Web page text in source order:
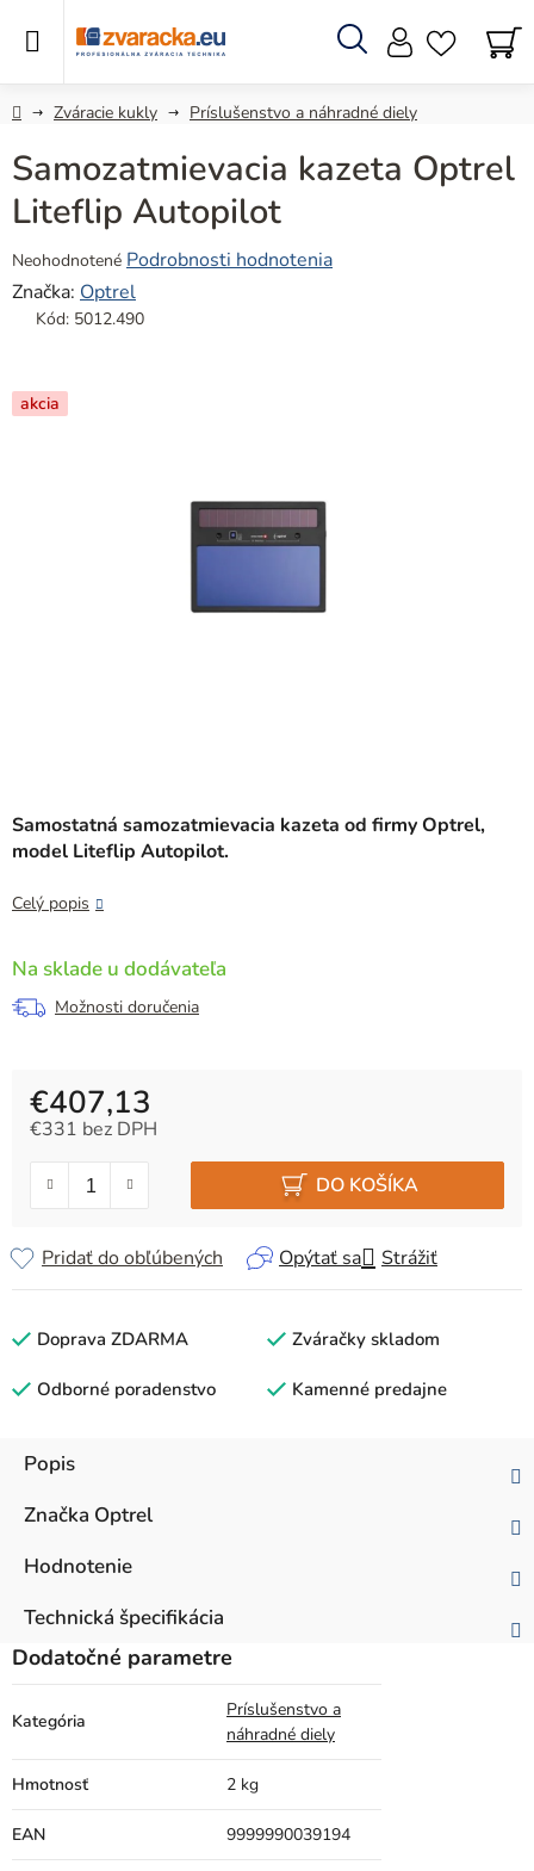
Hľadať
DomovZváracie kukly Príslušenstvo a náhradné diely
Samostatná samozatmievacia kazeta od firmy Optrel,
model Liteflip Autopilot.
Celý popis
Na sklade u dodávateľa
Možnosti doručenia
€407,13
€331 bez DPH
DO KOŠÍKA
Opýtať sa Strážiť
Pridať do obľúbených
Samozatmievacia kazeta Optrel
Liteflip Autopilot
Priemerné
hodnotenie
produktu
z
5
Neohodnotené Podrobnosti hodnotenia
Značka: Optrel
Kód: 5012.490
akcia
Doprava ZDARMA Zváračky skladom
Odborné poradenstvo Kamenné predajne
Popis
Značka Optrel
Hodnotenie
Technická špecifikácia
Dodatočné parametre
Kategória
Príslušenstvo a
náhradné diely
Hmotnosť 2 kg
EAN 9999990039194